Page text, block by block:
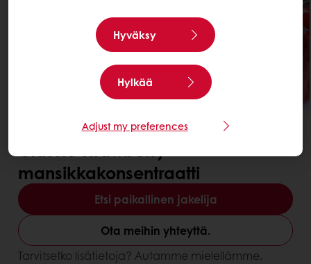
Paranna ravintoarvoa Parempi työstettävyys ja säilyvyys
mansikkakonsentraatti
Etsi paikallinen jakelija
Ota meihin yhteyttä.
Tarvitsetko lisätietoja? Autamme mielellämme.
Hyväksy
Hylkää
Adjust my preferences